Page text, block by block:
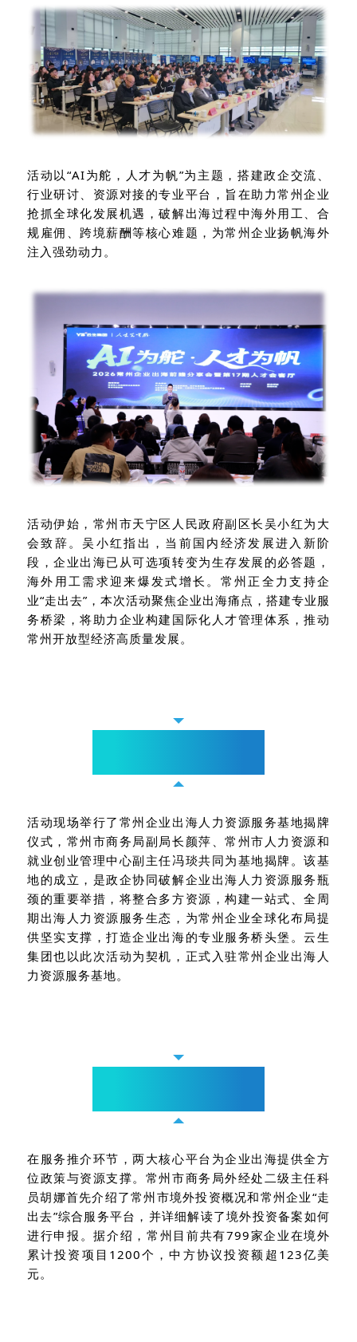
活动以“AI为舵，人才为帆”为主题，搭建政企交流、
行业研讨、资源对接的专业平台，旨在助力常州企业
抢抓全球化发展机遇，破解出海过程中海外用工、合
规雇佣、跨境薪酬等核心难题，为常州企业扬帆海外
注入强劲动力。
活动伊始，常州市天宁区人民政府副区长吴小红为大
会致辞。吴小红指出，当前国内经济发展进入新阶
段，企业出海已从可选项转变为生存发展的必答题，
海外用工需求迎来爆发式增长。常州正全力支持企
业“走出去”，本次活动聚焦企业出海痛点，搭建专业服
务桥梁，将助力企业构建国际化人才管理体系，推动
常州开放型经济高质量发展。
活动现场举行了常州企业出海人力资源服务基地揭牌
仪式，常州市商务局副局长颜萍、常州市人力资源和
就业创业管理中心副主任冯琰共同为基地揭牌。该基
地的成立，是政企协同破解企业出海人力资源服务瓶
颈的重要举措，将整合多方资源，构建一站式、全周
期出海人力资源服务生态，为常州企业全球化布局提
供坚实支撑，打造企业出海的专业服务桥头堡。云生
集团也以此次活动为契机，正式入驻常州企业出海人
力资源服务基地。
在服务推介环节，两大核心平台为企业出海提供全方
位政策与资源支撑。常州市商务局外经处二级主任科
员胡娜首先介绍了常州市境外投资概况和常州企业“走
出去”综合服务平台，并详细解读了境外投资备案如何
进行申报。据介绍，常州目前共有799家企业在境外
累计投资项目1200个，中方协议投资额超123亿美
元。